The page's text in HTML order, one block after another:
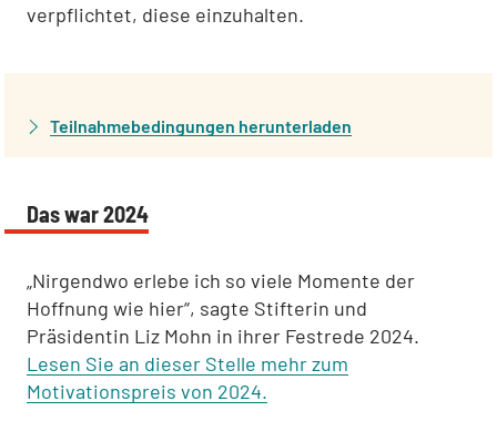
verpflichtet, diese einzuhalten.
Teilnahmebedingungen herunterladen
Das war 2024
„Nirgendwo erlebe ich so viele Momente der
Hoffnung wie hier“, sagte Stifterin und
Präsidentin Liz Mohn in ihrer Festrede 2024.
Lesen Sie an dieser Stelle mehr zum
Motivationspreis von 2024.